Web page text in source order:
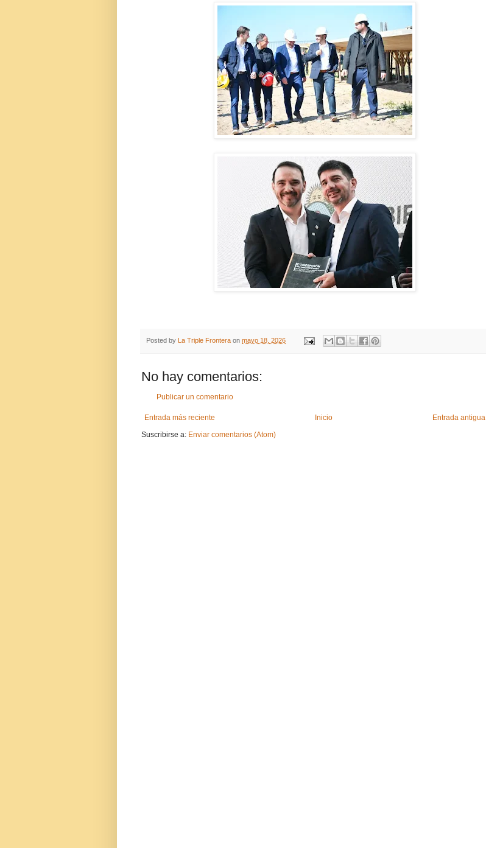
Posted by La Triple Frontera on mayo 18, 2026
No hay comentarios:
Publicar un comentario
Entrada más reciente Entrada antigua
Inicio
Suscribirse a: Enviar comentarios (Atom)